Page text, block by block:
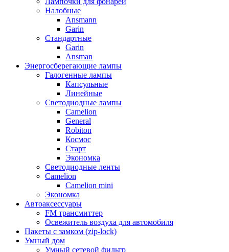
Налобные
Ansmann
Garin
Стандартные
Garin
Ansman
Энергосберегающие лампы
Галогенные лампы
Капсульные
Линейные
Светодиодные лампы
Camelion
General
Robiton
Космос
Старт
Экономка
Светодиодные ленты
Camelion
Camelion mini
Экономка
Автоаксессуары
FM трансмиттер
Освежитель воздуха для автомобиля
Пакеты с замком (zip-lock)
Умный дом
Умный сетевой фильтр